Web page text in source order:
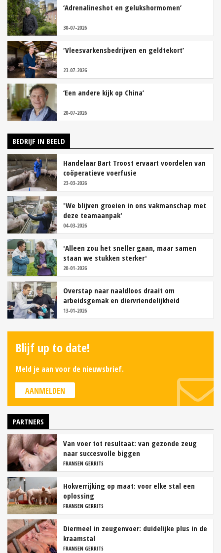
‘Adrenalineshot en gelukshormomen’
30-07-2026
‘Vleesvarkensbedrijven en geldtekort’
23-07-2026
‘Een andere kijk op China’
20-07-2026
BEDRIJF IN BEELD
Handelaar Bart Troost ervaart voordelen van
coöperatieve voerfusie
23-03-2026
'We blijven groeien in ons vakmanschap met
deze teamaanpak'
04-03-2026
'Alleen zou het sneller gaan, maar samen
staan we stukken sterker'
20-01-2026
Overstap naar naaldloos draait om
arbeidsgemak en diervriendelijkheid
13-01-2026
Blijf up to date!
Meld je aan voor de nieuwsbrief.
AANMELDEN
PARTNERS
Van voer tot resultaat: van gezonde zeug
naar succesvolle biggen
FRANSEN GERRITS
Hokverrijking op maat: voor elke stal een
oplossing
FRANSEN GERRITS
Diermeel in zeugenvoer: duidelijke plus in de
kraamstal
FRANSEN GERRITS